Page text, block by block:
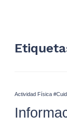
Actividad Física